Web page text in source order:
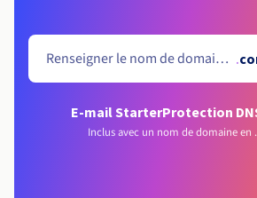
.
E-mail StarterProtection
Inclus avec un nom de domaine en